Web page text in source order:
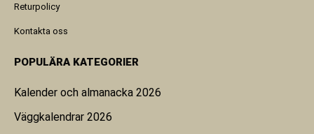
Returpolicy
Kontakta oss
POPULÄRA KATEGORIER
Kalender och almanacka 2026
Väggkalendrar 2026